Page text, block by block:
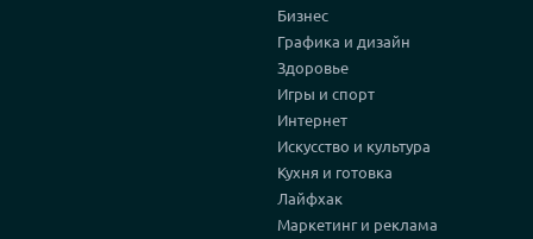
Бизнес
Графика и дизайн
Здоровье
Игры и спорт
Интернет
Искусство и культура
Кухня и готовка
Лайфхак
Маркетинг и реклама